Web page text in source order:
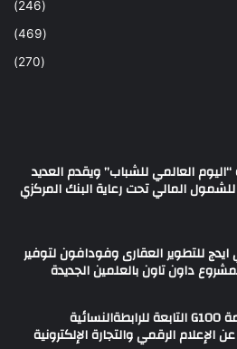
(246)
(469)
(270)
العالمي للشباب” ويقدم العديد
المالي تحت رعاية البنك المركزي
للتطوير العقارى وفودافون لتوفير
چرمين عامر تنضم إلى منظمة G100 التابعة للرابطةالنسائية